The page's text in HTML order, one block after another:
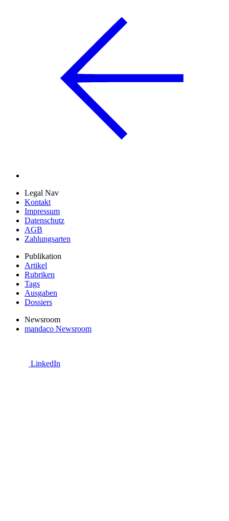
Legal Nav
Kontakt
Impressum
Datenschutz
AGB
Zahlungsarten
Publikation
Artikel
Rubriken
Tags
Ausgaben
Dossiers
Newsroom
mandaco Newsroom
LinkedIn